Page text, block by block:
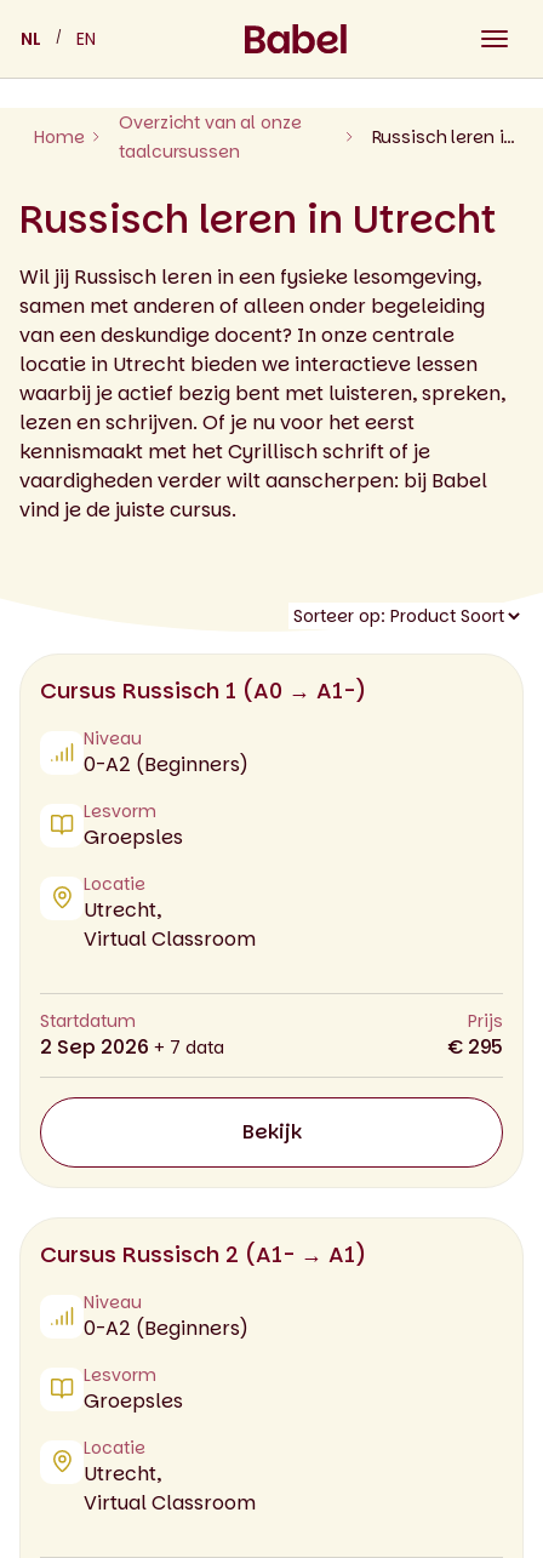
content
NL EN
Home
Overzicht van al onze
taalcursussen
Russisch leren in Utrecht
Russisch leren in Utrecht
Wil jij Russisch leren in een fysieke lesomgeving,
samen met anderen of alleen onder begeleiding
van een deskundige docent? In onze centrale
locatie in Utrecht bieden we interactieve lessen
waarbij je actief bezig bent met luisteren, spreken,
lezen en schrijven. Of je nu voor het eerst
kennismaakt met het Cyrillisch schrift of je
vaardigheden verder wilt aanscherpen: bij Babel
vind je de juiste cursus.
Cursus Russisch 1 (A0 → A1-)
Niveau
0-A2 (Beginners)
Lesvorm
Groepsles
Locatie
Utrecht,
Virtual Classroom
Startdatum
2 Sep 2026 + 7 data
Prijs
€ 295
Bekijk
Cursus Russisch 2 (A1- → A1)
Niveau
0-A2 (Beginners)
Lesvorm
Groepsles
Locatie
Utrecht,
Virtual Classroom